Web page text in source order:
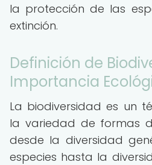
la protección de las
extinción.
Definición de
Importancia
La biodiversidad es un
la variedad de formas
desde la diversidad
especies hasta la